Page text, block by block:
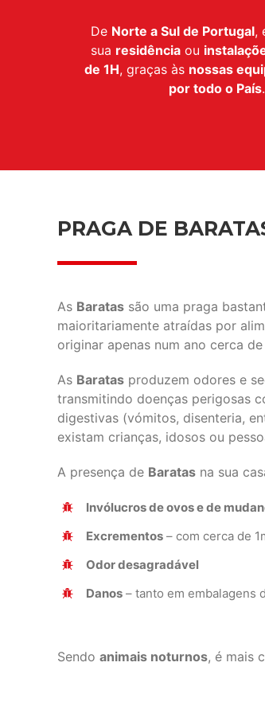
De Norte a Sul de Portugal,
sua residênciaou
de 1H, graças às nossas
por todo o País.
PRAGA DE
As Baratas são uma praga
maioritariamente atraídas por
originar apenas num ano cerca
As Baratas produzem odores e
transmitindo doenças perigosas
digestivas (vómitos, disenteria,
existam crianças, idosos ou
A presença de Baratas na sua
Invólucros de ovos e de
Excrementos – com cerca de
Odor desagradável
Danos – tanto em embalagens
Sendo animais noturnos, é mais